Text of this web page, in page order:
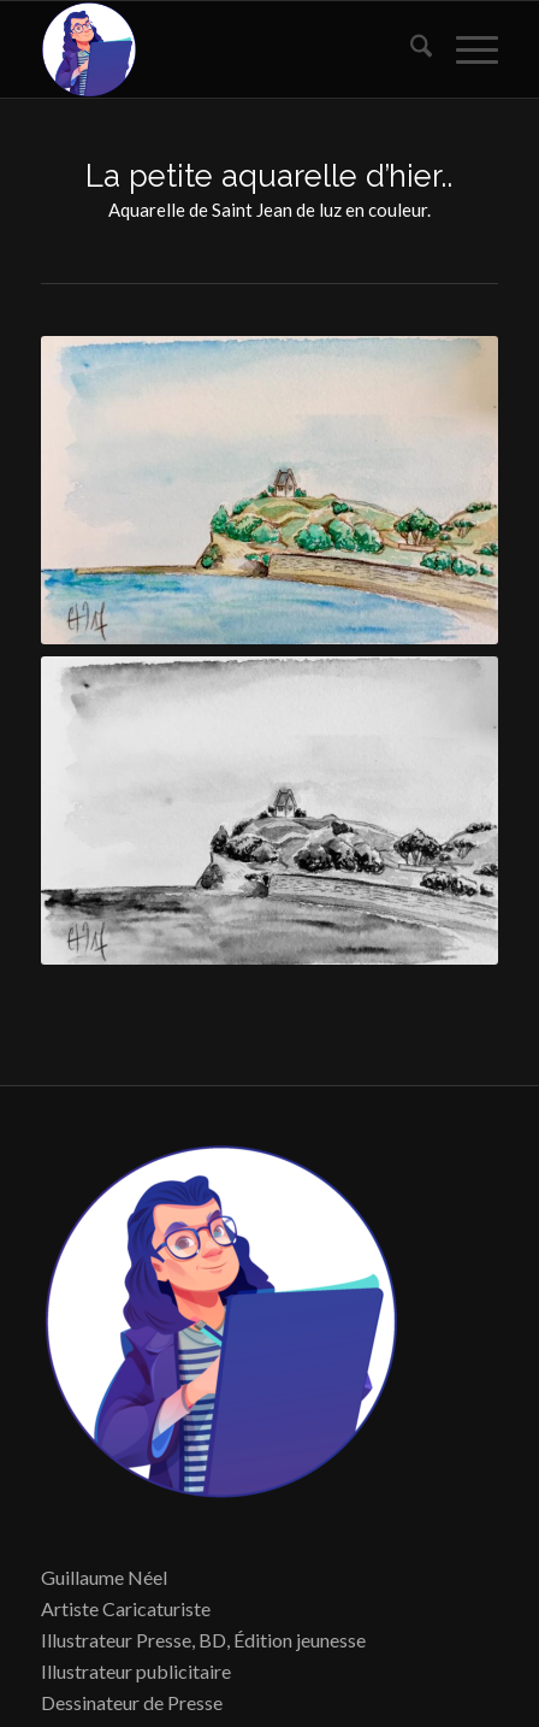
La petite aquarelle d’hier..
Aquarelle de Saint Jean de luz en couleur.
Guillaume Néel
Artiste Caricaturiste
Illustrateur Presse, BD, Édition jeunesse
Illustrateur publicitaire
Dessinateur de Presse